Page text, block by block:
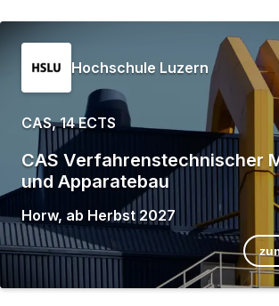
Hochschule Luzern
CAS, 14 ECTS
CAS Verfahrenstechnischer
und Apparatebau
Horw, ab Herbst 2027